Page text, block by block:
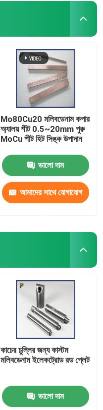
Mo80Cu20 মলিবডেনাম কপার
অ্যালয় শীট 0.5~20mm পুরু
MoCu শীট হিট সিঙ্ক উপাদান
ভালো দাম
আমাদের সাথে যোগাযোগ
কাচের চুল্লির জন্য কাস্টম
মলিবডেনাম ইলেকট্রোড রড প্লেট
ভালো দাম